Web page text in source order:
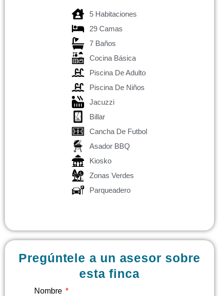
5 Habitaciones
29 Camas
7 Baños
Cocina Básica
Piscina De Adulto
Piscina De Niños
Jacuzzi
Billar
Cancha De Futbol
Asador BBQ
Kiosko
Zonas Verdes
Parqueadero
Pregúntele a un asesor sobre
esta finca
Nombre